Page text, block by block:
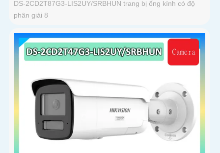
DS-2CD2T87G3-LIS2UY/SRBHUN trang bị ống kính có độ
phân giải 8